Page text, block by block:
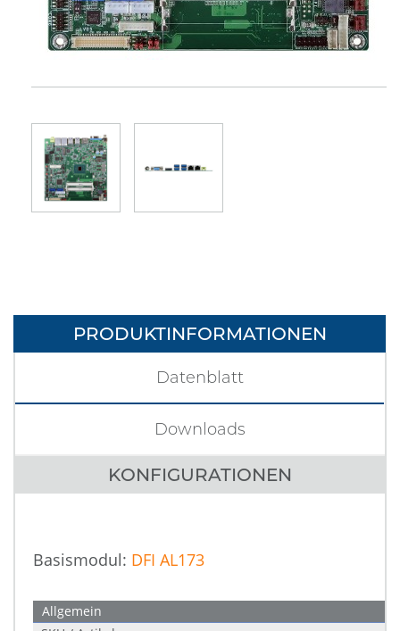
PRODUKTINFORMATIONEN
KONFIGURATIONEN
Datenblatt
Downloads
Basismodul: DFI AL173
Allgemein